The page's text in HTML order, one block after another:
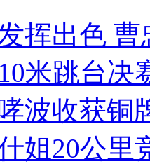
挥出色
米跳台决
波收获铜
姐20公里